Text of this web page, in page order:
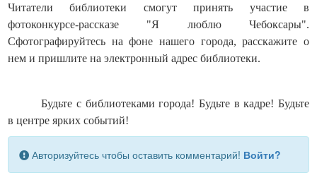
Читатели библиотеки смогут принять участие в
фотоконкурсе-рассказе "Я люблю Чебоксары".
Сфотографируйтесь на фоне нашего города, расскажите о
нем и пришлите на электронный адрес библиотеки.
Будьте с библиотеками города! Будьте в кадре! Будьте
в центре ярких событий!
Авторизуйтесь чтобы оставить комментарий! Войти?